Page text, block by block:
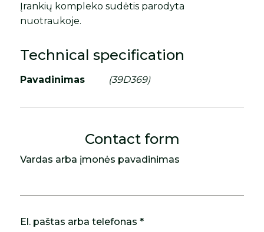
Įrankių kompleko sudėtis parodyta
nuotraukoje.
Technical specification
Pavadinimas (39D369)
Contact form
Vardas arba įmonės pavadinimas
El. paštas arba telefonas *